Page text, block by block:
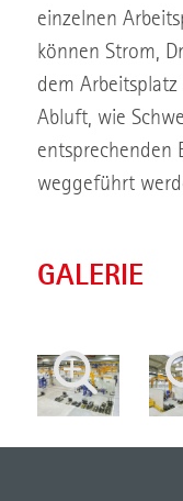
einzelnen
können Strom,
dem
Abluft, wie
entsprechenden
weggeführt
GALERIE